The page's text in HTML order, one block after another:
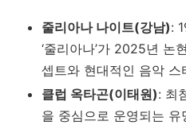
줄리아나 나이트(강남):
‘줄리아나’가 2025년 논
셉트와 현대적인 음악 스
클럽 옥타곤(이태원): 최
을 중심으로 운영되는 유